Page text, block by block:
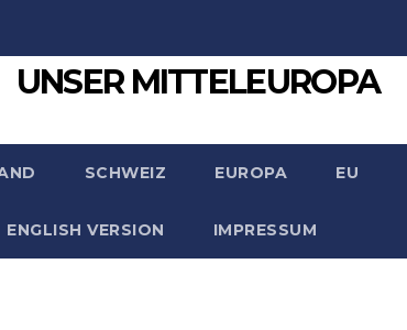
UNSER MITTELEUROPA
SCHWEIZ EUROPA EU
ENGLISH VERSION IMPRESSUM